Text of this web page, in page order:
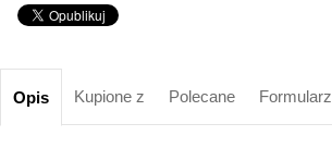
Opis Kupione z Polecane Formularz